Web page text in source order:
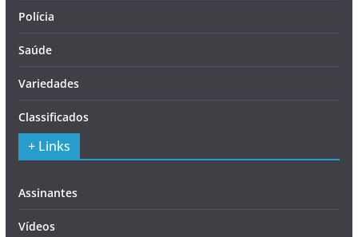
Polícia
Saúde
Variedades
Classificados
+ Links
Assinantes
Vídeos